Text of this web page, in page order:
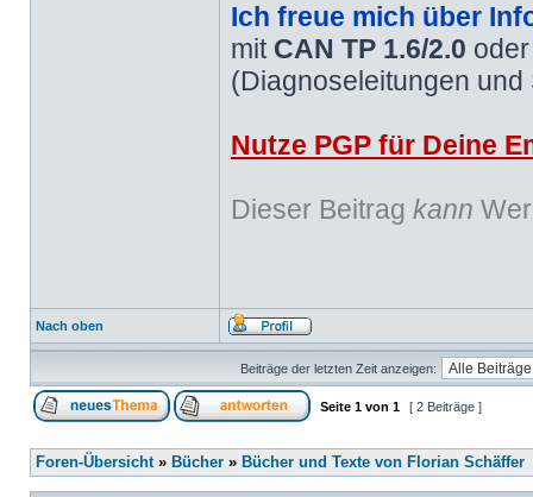
Ich freue mich über
mit CAN TP 1.6/2.0
(Diagnoseleitungen
Nutze PGP für Deine
Dieser Beitrag kann
Nach oben
Beiträge der letzten Zeit anzeigen:
Seite 1 von 1 [ 2 Beiträge ]
Foren-Übersicht» Bücher » Bücher und Texte von Florian Schäffer